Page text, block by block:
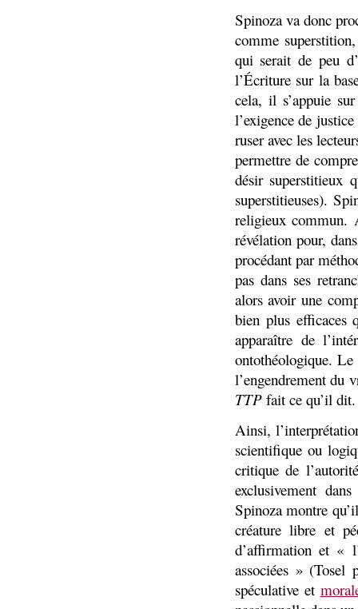
Spinoza va donc
comme
qui serait de peu
l’Écriture sur la
cela, il s’appuie
l’exigence de
ruser avec les
permettre de
désir superstitieux
superstitieuses).
religieux commun.
révélation pour,
procédant par
pas dans ses
alors avoir une
bien plus efficaces
apparaître de
ontothéologique. Le
l’engendrement du
TTPfait ce qu’il dit.
Ainsi,
scientifique ou
critique de
exclusivement
Spinoza montre
créature libre et
d’affirmation et «
associées »
spéculative et